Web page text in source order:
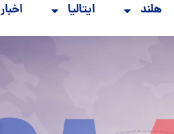
هلند ایتالیا اخبار